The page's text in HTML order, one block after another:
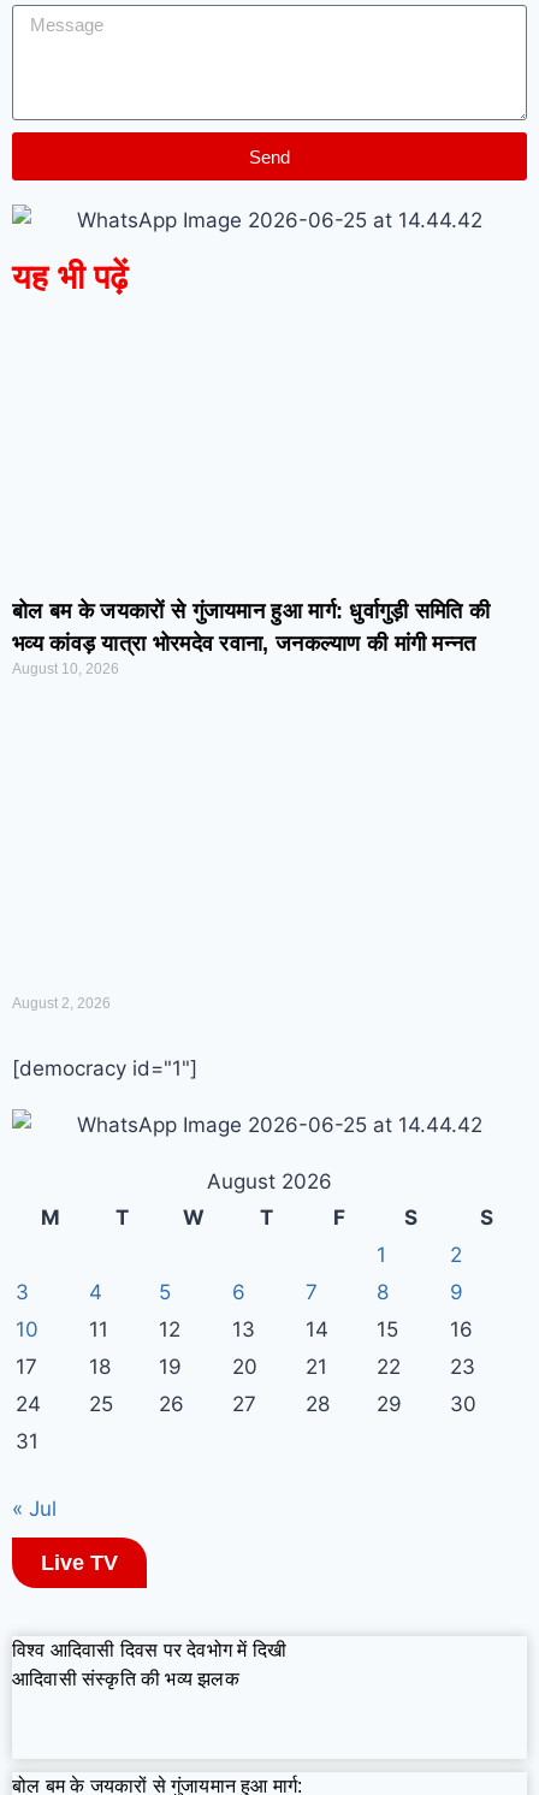
Send
यह भी पढ़ें
बोल बम के जयकारों से गुंजायमान हुआ मार्ग: धुर्वागुड़ी समिति की
भव्य कांवड़ यात्रा भोरमदेव रवाना, जनकल्याण की मांगी मन्नत
August 10, 2026
August 2, 2026
[democracy id="1"]
August 2026
M
T W T F S
S
1
2
3
4 5 6 7 8
9
10
11 12 13 14 15
16
17
18 19 20 21 22
23
24
25 26 27 28 29
30
31
« Jul
Live TV
विश्व आदिवासी दिवस पर देवभोग में दिखी
आदिवासी संस्कृति की भव्य झलक
बोल बम के जयकारों से गुंजायमान हुआ मार्ग: